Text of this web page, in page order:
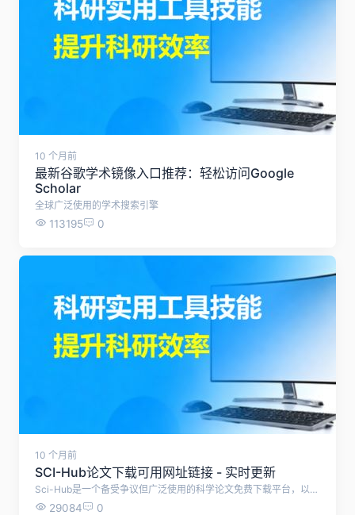
10 个月前
最新谷歌学术镜像入口推荐：轻松访问Google
Scholar
全球广泛使用的学术搜索引擎
113195 0
10 个月前
SCI-Hub论文下载可用网址链接 - 实时更新
Sci-Hub是一个备受争议但广泛使用的科学论文免费下载平台，以下是关于它的详细介绍： 1. 基本概况与创立背景 - 创建时间与创始人：由Alexandra Elbakyan于2011年创立，旨在打破学术出版商设置的付费壁垒，为全球科研人员提供免费获取论文的途径。 - 核心理念：主张“知识应自由共享”，认为高昂的商业订阅费用阻碍了科学研究的进步。 2. 功能与服务模式 - 自动化下载机制：用户输入论文的题目、DOI号或URL后，系统通过爬虫技术自动抓取并解析文献内容。。 - 资源规模：截至2020年底，已收集超过8500万篇研究论文和书籍，覆盖多学科领域。 3. 法律争议与运营挑战 - 版权纠纷：多次遭到主流出版商（如Elsevier、Wiley等）的法律诉讼。例如，2020年印度德里法院应诉方要求封锁网站；英国也获得针对它的封锁令。这些诉讼指控其大规模侵犯版权。 4. 可用链接 - 本站实时自动检测并更新SCI-Hub的可用网址链接 序号 访问链接 使用状态 1 https://www.sci-hub.se/ 可用 2 https://www.sci-hub.st/ 可用 3 https://www.sci-hub.ru/ 可用 4 https://www.sci-hub.in/ 可用 5 https://www.tesble.com/ 可用
29084 0